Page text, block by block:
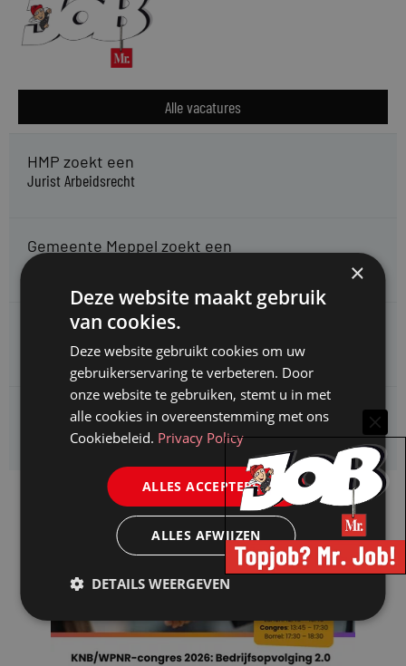
Alle vacatures
HMP zoekt een
Jurist Arbeidsrecht
Gemeente Meppel zoekt een
Juridisch Adviseur
CAOP zoekt een
Juridisch adviseur (junior)
Kifid zoekt een
Jurist- secretaris
×
Deze website maakt gebruik
van cookies.
Deze website gebruikt cookies om uw
gebruikerservaring te verbeteren. Door
onze website te gebruiken, stemt u in met
alle cookies in overeenstemming met ons
Cookiebeleid. Privacy Policy
ALLES ACCEPTEREN
ALLES AFWIJZEN
DETAILS WEERGEVEN